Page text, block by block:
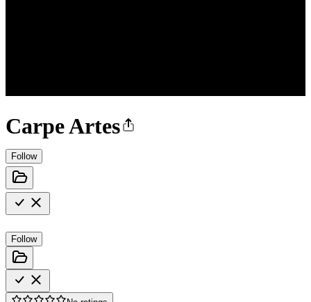
Carpe Artes
Follow
Follow